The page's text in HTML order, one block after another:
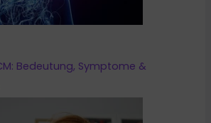
Bedeutung, Symptome &